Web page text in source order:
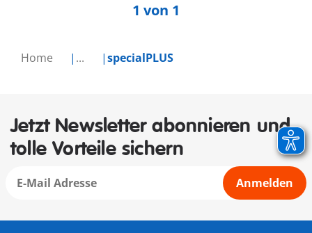
Home ... specialPLUS
1 von 1
Jetzt Newsletter abonnieren und
tolle Vorteile sichern
Anmelden